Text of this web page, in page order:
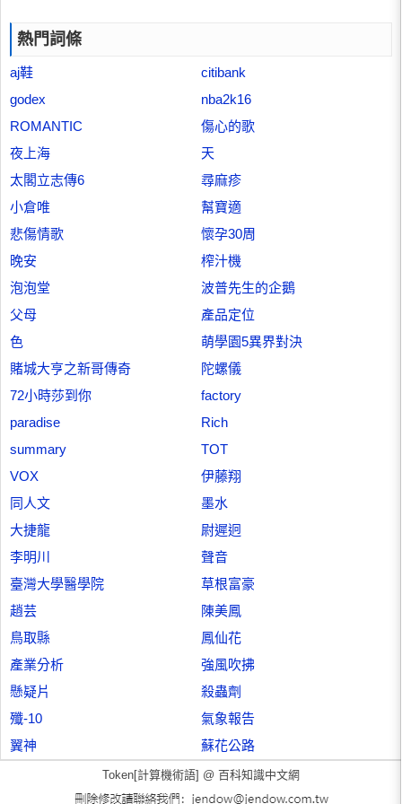
熱門詞條
aj鞋
citibank
godex
nba2k16
ROMANTIC
傷心的歌
夜上海
天
太閣立志傳6
尋麻疹
小倉唯
幫寶適
悲傷情歌
懷孕30周
晚安
榨汁機
泡泡堂
波普先生的企鵝
父母
產品定位
色
萌學園5異界對決
賭城大亨之新哥傳奇
陀螺儀
72小時莎到你
factory
paradise
Rich
summary
TOT
VOX
伊藤翔
同人文
墨水
大捷龍
尉遲迥
李明川
聲音
臺灣大學醫學院
草根富豪
趙芸
陳美鳳
鳥取縣
鳳仙花
產業分析
強風吹拂
懸疑片
殺蟲劑
殲-10
氣象報告
翼神
蘇花公路
Token[計算機術語] @ 百科知識中文網